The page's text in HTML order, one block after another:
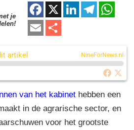
je
F
a
c
e
o
o
k
X
Li
e
n
T
gr
a
m
s
A
p
p
E
aile
artikel NineForNews.nl
van het kabinet hebben een
in de agrarische sector, en
voor het grootste